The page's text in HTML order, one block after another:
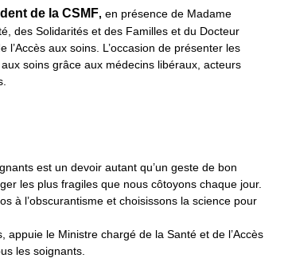
de la CSMF, en présence de Madame
des Solidarités et des Familles et du Docteur
aux soins. L’occasion de présenter les
soins grâce aux médecins libéraux, acteurs
est un devoir autant qu’un geste de bon
les plus fragiles que nous côtoyons chaque jour.
à l’obscurantisme et choisissons la science pour
appuie le Ministre chargé de la Santé et de l’Accès
les soignants.